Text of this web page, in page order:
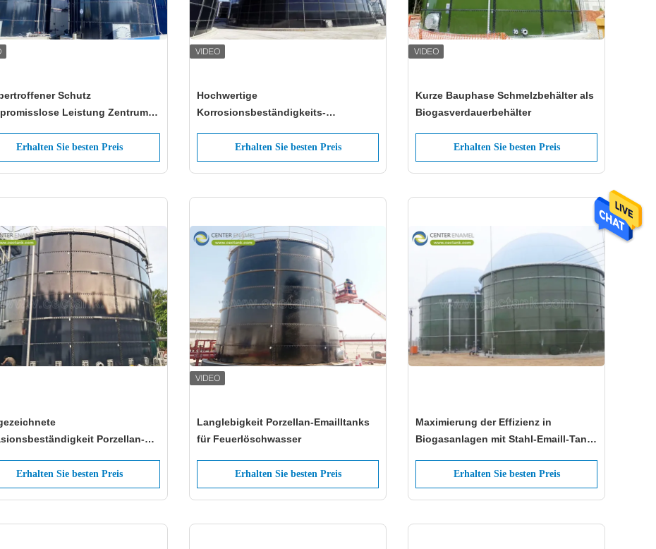
Schutz
Leistung Zentrum
Erhalten Sie besten Preis
Hochwertige
Korrosionsbeständigkeits-
die Lagerung von
landwirtschaftlichem Wasser
Erhalten Sie besten Preis
Kurze Bauphase Schmelzbehälter als
Biogasverdauerbehälter
Erhalten Sie besten Preis
Porzellan-
Erhalten Sie besten Preis
Langlebigkeit Porzellan-Emailltanks
für Feuerlöschwasser
Erhalten Sie besten Preis
Maximierung der Effizienz in
Biogasanlagen mit Stahl-Emaill-Tank-
anaerobes Fermentat
Erhalten Sie besten Preis